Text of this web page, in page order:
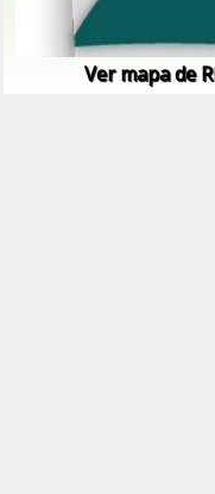
Ver mapa de